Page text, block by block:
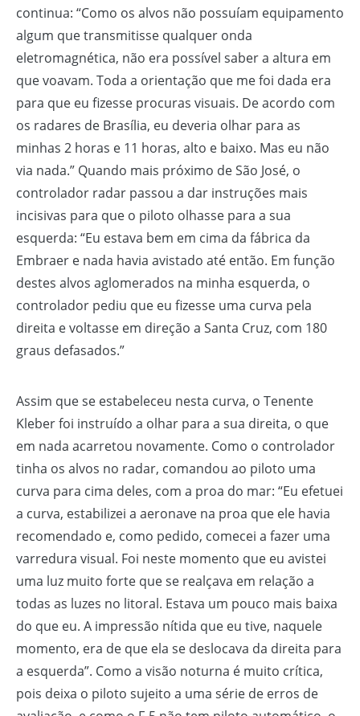
continua: “Como os alvos não possuíam equipamento
algum que transmitisse qualquer onda
eletromagnética, não era possível saber a altura em
que voavam. Toda a orientação que me foi dada era
para que eu fizesse procuras visuais. De acordo com
os radares de Brasília, eu deveria olhar para as
minhas 2 horas e 11 horas, alto e baixo. Mas eu não
via nada.” Quando mais próximo de São José, o
controlador radar passou a dar instruções mais
incisivas para que o piloto olhasse para a sua
esquerda: “Eu estava bem em cima da fábrica da
Embraer e nada havia avistado até então. Em função
destes alvos aglomerados na minha esquerda, o
controlador pediu que eu fizesse uma curva pela
direita e voltasse em direção a Santa Cruz, com 180
graus defasados.”
Assim que se estabeleceu nesta curva, o Tenente
Kleber foi instruído a olhar para a sua direita, o que
em nada acarretou novamente. Como o controlador
tinha os alvos no radar, comandou ao piloto uma
curva para cima deles, com a proa do mar: “Eu efetuei
a curva, estabilizei a aeronave na proa que ele havia
recomendado e, como pedido, comecei a fazer uma
varredura visual. Foi neste momento que eu avistei
uma luz muito forte que se realçava em relação a
todas as luzes no litoral. Estava um pouco mais baixa
do que eu. A impressão nítida que eu tive, naquele
momento, era de que ela se deslocava da direita para
a esquerda”. Como a visão noturna é muito crítica,
pois deixa o piloto sujeito a uma série de erros de